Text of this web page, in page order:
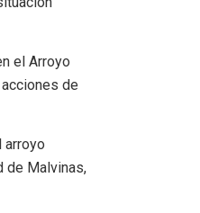
el Arroyo
de
arroyo
de Malvinas,